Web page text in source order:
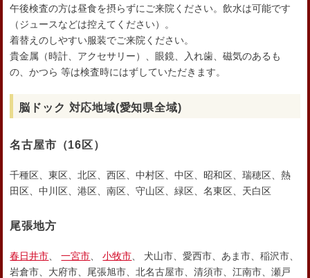
午後検査の方は昼食を摂らずにご来院ください。飲水は可能です
（ジュースなどは控えてください）。
着替えのしやすい服装でご来院ください。
貴金属（時計、アクセサリー）、眼鏡、入れ歯、磁気のあるも
の、かつら 等は検査時にはずしていただきます。
脳ドック 対応地域(愛知県全域)
名古屋市 （16区）
千種区、東区、北区、西区、中村区、中区、昭和区、瑞穂区、熱
田区、中川区、港区、南区、守山区、緑区、名東区、天白区
尾張地方
春日井市 、一宮市 、小牧市 、 犬山市、愛西市、あま市、稲沢市、
岩倉市、大府市、尾張旭市、北名古屋市、清須市、江南市、瀬戸